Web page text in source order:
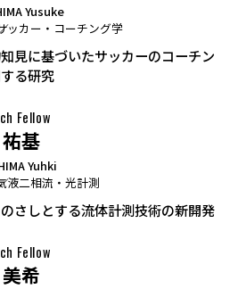
Yusuke
ッカー・コーチング学
見に基づいたサッカーのコーチン
る研究
Fellow
基
Yuhki
液二相流・光計測
さしとする流体計測技術の新開発
Fellow
希